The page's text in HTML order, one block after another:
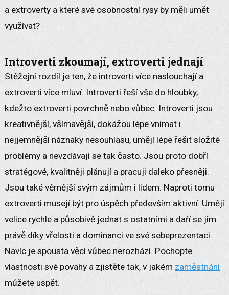
a extroverty a které své osobnostní rysy by měli umět
využívat?
Introverti zkoumají, extroverti jednají
Stěžejní rozdíl je ten, že introverti více naslouchají a
extroverti více mluví. Introverti řeší vše do hloubky,
kdežto extroverti povrchně nebo vůbec. Introverti jsou
kreativnější, všímavější, dokážou lépe vnímat i
nejjemnější náznaky nesouhlasu, umějí lépe řešit složité
problémy a nevzdávají se tak často. Jsou proto dobří
stratégové, kvalitněji plánují a pracuji daleko přesněji.
Jsou také věrnější svým zájmům i lidem. Naproti tomu
extroverti musejí být pro úspěch především aktivní. Umějí
velice rychle a působivě jednat s ostatními a daří se jim
právě díky vřelosti a dominanci ve své sebeprezentaci.
Navíc je spousta věcí vůbec nerozhází. Pochopte
vlastnosti své povahy a zjistěte tak, v jakém zaměstnání
můžete uspět.